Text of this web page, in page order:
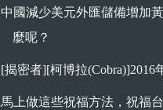
中國減少美元外匯儲備增加
麼呢？
[揭密者][柯博拉(Cobra)]2016
馬上做這些祝福方法，祝福